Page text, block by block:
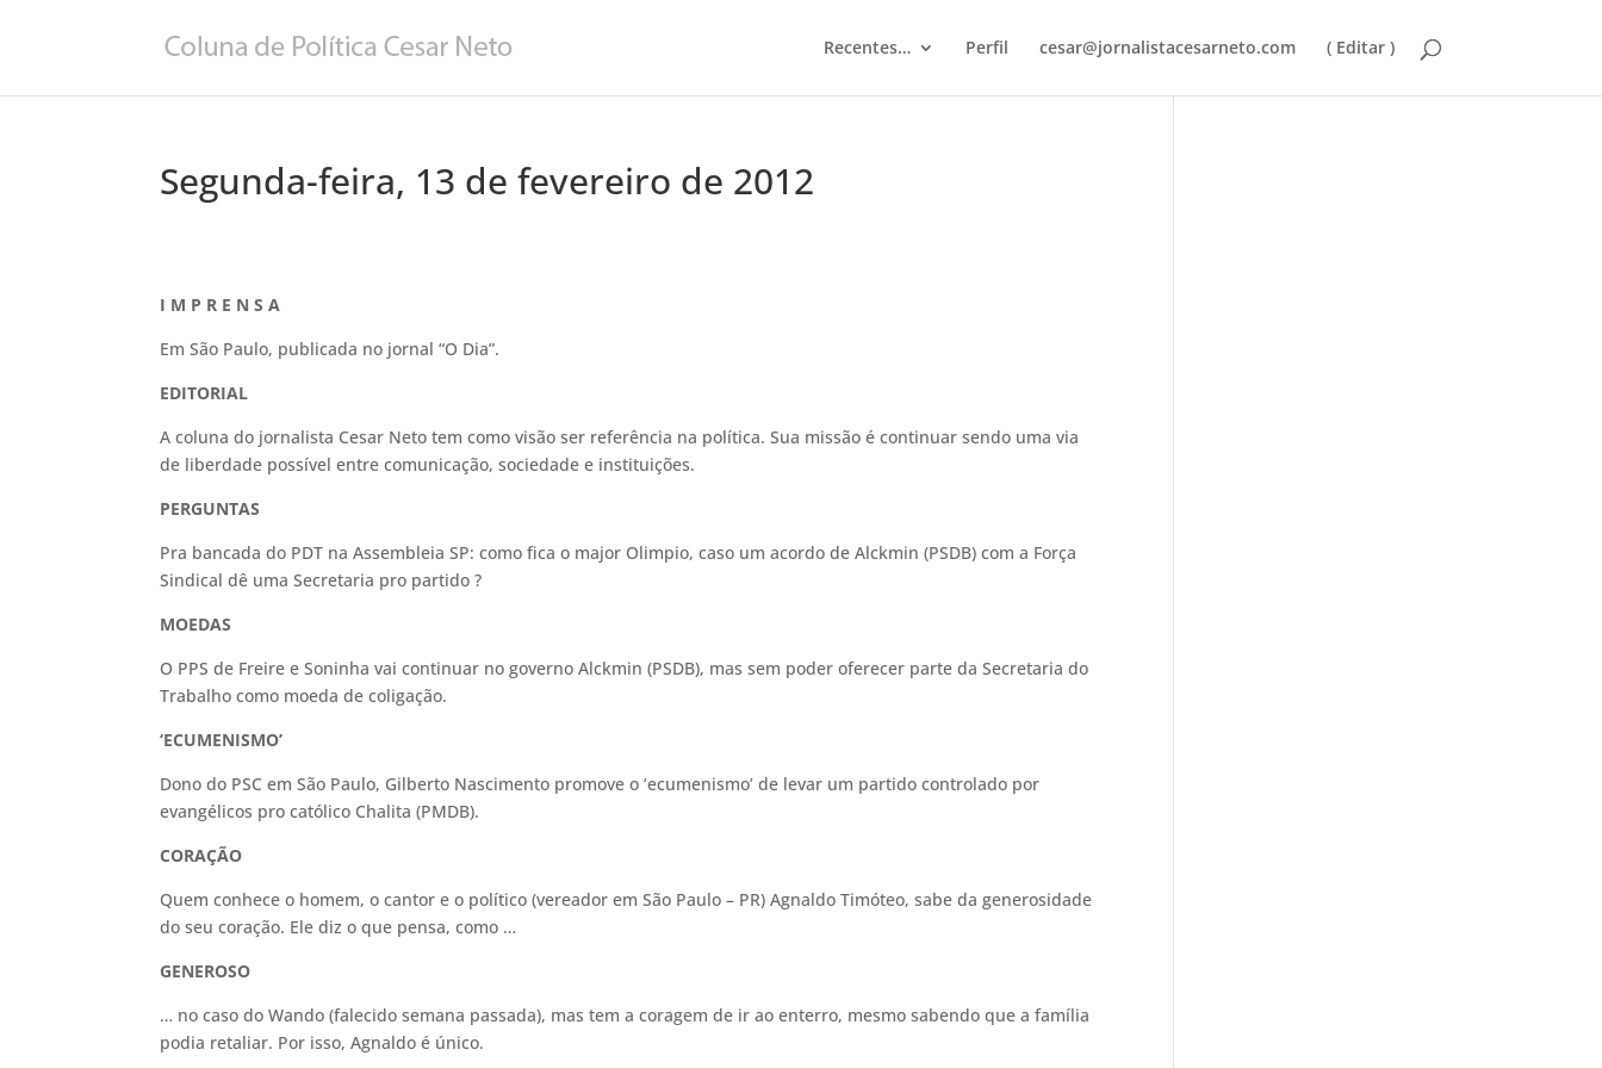
Recentes… Perfil cesar@jornalistacesarneto.com ( Editar )
Segunda-feira, 13 de fevereiro de 2012
I M P R E N S A
Em São Paulo, publicada no jornal “O Dia”.
EDITORIAL
A coluna do jornalista Cesar Neto tem como visão ser referência na política. Sua missão é continuar sendo uma via
de liberdade possível entre comunicação, sociedade e instituições.
PERGUNTAS
Pra bancada do PDT na Assembleia SP: como fica o major Olimpio, caso um acordo de Alckmin (PSDB) com a Força
Sindical dê uma Secretaria pro partido ?
MOEDAS
O PPS de Freire e Soninha vai continuar no governo Alckmin (PSDB), mas sem poder oferecer parte da Secretaria do
Trabalho como moeda de coligação.
‘ECUMENISMO’
Dono do PSC em São Paulo, Gilberto Nascimento promove o ‘ecumenismo’ de levar um partido controlado por
evangélicos pro católico Chalita (PMDB).
CORAÇÃO
Quem conhece o homem, o cantor e o político (vereador em São Paulo – PR) Agnaldo Timóteo, sabe da generosidade
do seu coração. Ele diz o que pensa, como …
GENEROSO
… no caso do Wando (falecido semana passada), mas tem a coragem de ir ao enterro, mesmo sabendo que a família
podia retaliar. Por isso, Agnaldo é único.